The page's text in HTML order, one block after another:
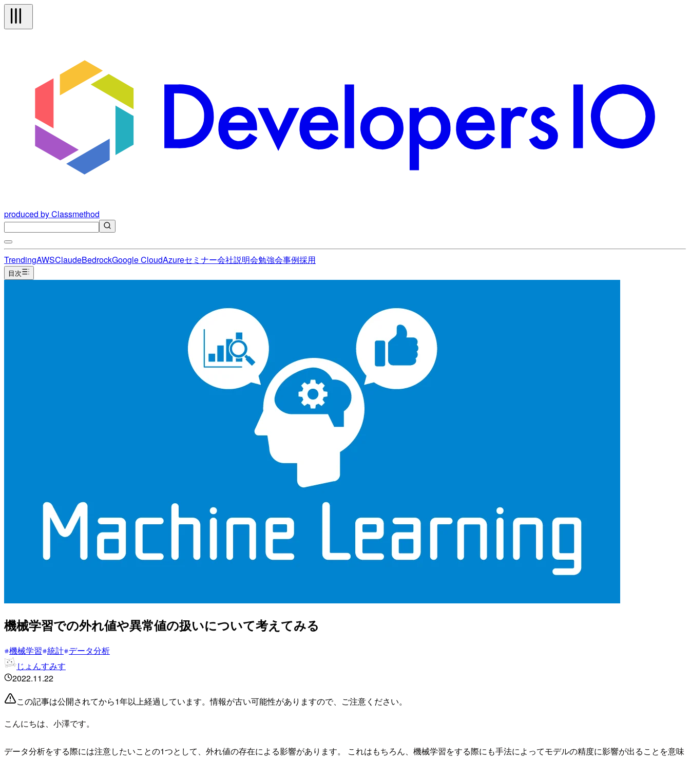
produced by Classmethod
TrendingAWSClaudeBedrockGoogle CloudAzureセミナー会社説明会勉強会事例採用
目次
機械学習での外れ値や異常値の扱いについて考えてみる
機械学習 統計 データ分析
じょんすみす
2022.11.22
この記事は公開されてから1年以上経過しています。情報が古い可能性がありますので、ご注意ください。
こんにちは、小澤です。
データ分析をする際には注意したいことの1つとして、外れ値の存在による影響があります。 これはもちろん、機械学習をする際にも手法によってモデルの精度に影響が出ることを意味